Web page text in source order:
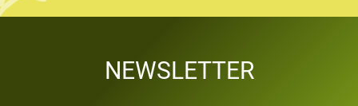
NEWSLETTER